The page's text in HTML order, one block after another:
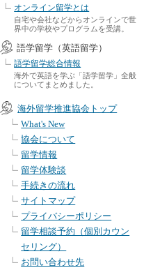
オンライン留学とは
自宅や会社などからオンラインで世
界中の学校やプログラムを受講。
語学留学（英語留学）
語学留学総合情報
海外で英語を学ぶ「語学留学」全般
についてまとめました。
海外留学推進協会トップ
What's New
協会について
留学情報
留学体験談
手続きの流れ
サイトマップ
プライバシーポリシー
留学相談予約（個別カウン
セリング）
お問い合わせ先